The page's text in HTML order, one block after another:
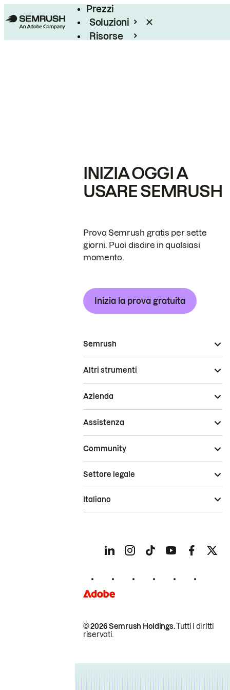
Prezzi
Soluzioni
Risorse
INIZIA OGGI A
USARE SEMRUSH
Prova Semrush gratis per sette
giorni. Puoi disdire in qualsiasi
momento.
Inizia la prova gratuita
Semrush
Altri strumenti
Azienda
Assistenza
Community
© 2026 Semrush Holdings.Tutti i diritti
riservati.
Settore legale
Italiano